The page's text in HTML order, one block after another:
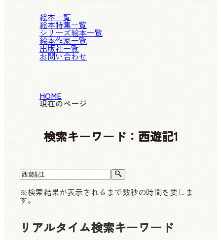
絵本一覧
絵本特集一覧
シリーズ絵本一覧
絵本作家一覧
出版社一覧
お問い合わせ
HOME
現在のページ
検索キーワード： 西遊記1
※検索結果が表示されるまで数秒の時間を要しま
す。
リアルタイム検索キーワード